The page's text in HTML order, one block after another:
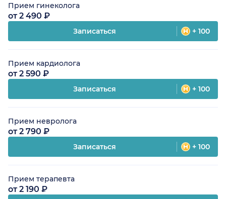
Прием гинеколога
от 2 490 ₽
Записаться + 100
Прием кардиолога
от 2 590 ₽
Записаться + 100
Прием невролога
от 2 790 ₽
Записаться + 100
Прием терапевта
от 2 190 ₽